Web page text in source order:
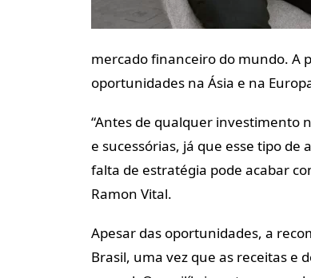
mercado financeiro do mundo. A
oportunidades na Ásia e na
“Antes de qualquer investimento
e sucessórias, já que esse tipo de
falta de estratégia pode acabar
Ramon Vital.
Apesar das oportunidades, a
Brasil, uma vez que as receitas e